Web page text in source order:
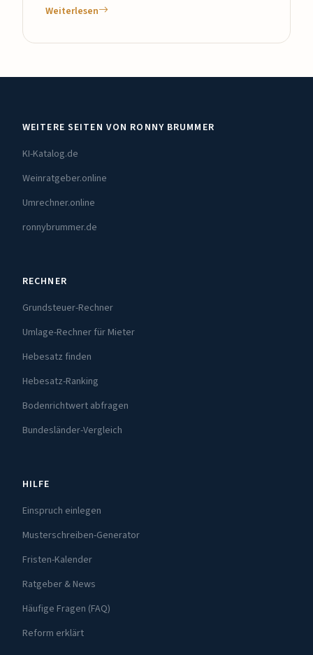
Weiterlesen
WEITERE SEITEN VON RONNY BRUMMER
KI-Katalog.de
Weinratgeber.online
Umrechner.online
ronnybrummer.de
RECHNER
Grundsteuer-Rechner
Umlage-Rechner für Mieter
Hebesatz finden
Hebesatz-Ranking
Bodenrichtwert abfragen
Bundesländer-Vergleich
HILFE
Einspruch einlegen
Musterschreiben-Generator
Fristen-Kalender
Ratgeber & News
Häufige Fragen (FAQ)
Reform erklärt